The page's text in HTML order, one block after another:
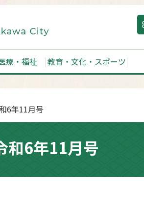
療・福祉 教育・文化・スポーツ
6年11月号
和6年11月号